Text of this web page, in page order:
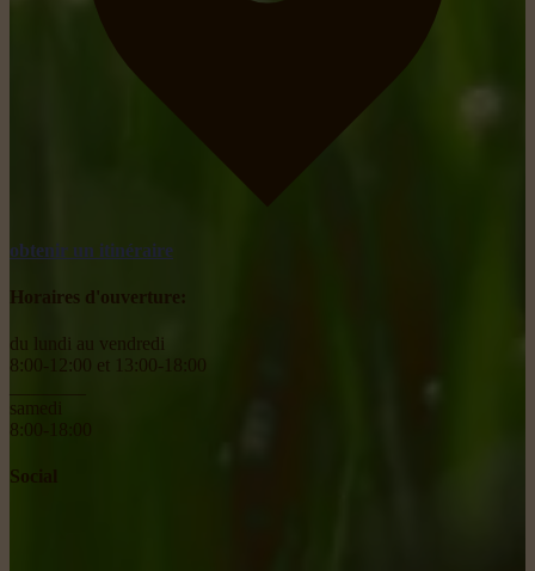
obtenir un itinéraire
Horaires d'ouverture:
du lundi au vendredi
8:00-12:00 et 13:00-18:00
samedi
8:00-18:00
Social